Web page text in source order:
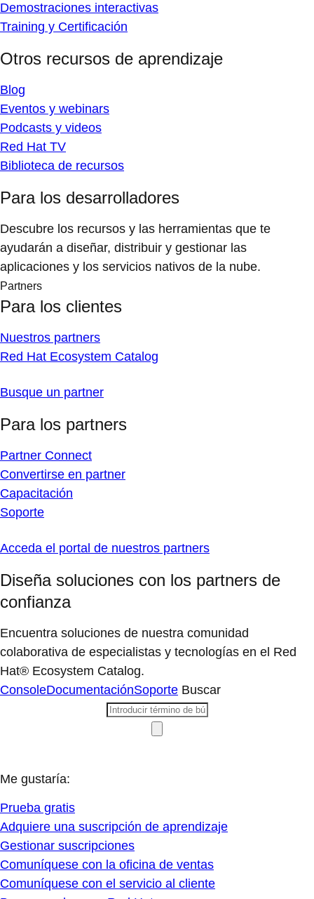
Demostraciones interactivas
Training y Certificación
Otros recursos de aprendizaje
Blog
Eventos y webinars
Podcasts y videos
Red Hat TV
Biblioteca de recursos
Para los desarrolladores
Descubre los recursos y las herramientas que te
ayudarán a diseñar, distribuir y gestionar las
aplicaciones y los servicios nativos de la nube.
Partners
Para los clientes
Nuestros partners
Red Hat Ecosystem Catalog
Busque un partner
Para los partners
Partner Connect
Convertirse en partner
Capacitación
Soporte
Acceda el portal de nuestros partners
Diseña soluciones con los partners de
confianza
Encuentra soluciones de nuestra comunidad
colaborativa de especialistas y tecnologías en el Red
Hat® Ecosystem Catalog.
ConsoleDocumentaciónSoporte Buscar
Me gustaría:
Prueba gratis
Adquiere una suscripción de aprendizaje
Gestionar suscripciones
Comuníquese con la oficina de ventas
Comuníquese con el servicio al cliente